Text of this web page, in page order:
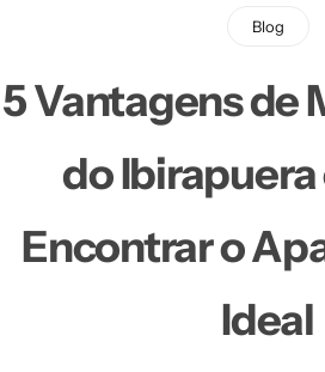
Blog
5 Vantagens de
do
Encontrar o
Ideal